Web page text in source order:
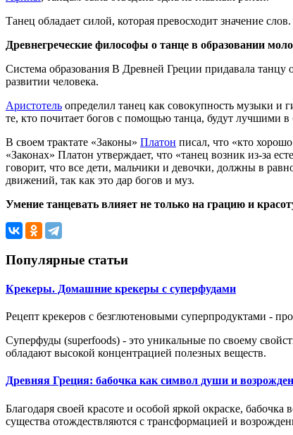
Танец обладает силой, которая превосходит значение слов.
Древнегреческие философы о танце в образовании
Система образования В Древней Греции придавала
развитии человека.
Аристотель определил танец как совокупность музыки и
те, кто почитает богов с помощью танца, будут лучшими
В своем трактате «Законы» Платон писал, что «кто
«Законах» Платон утверждает, что «танец возник из-за
говорит, что все дети, мальчики и девочки, должны в
движений, так как это дар богов и муз.
Умение танцевать влияет не только на грацию и
Популярные статьи
Крекеры. Домашние крекеры с суперфудами
Рецепт крекеров с безглютеновыми суперпродуктами -
Суперфуды (superfoods) - это уникальные по своему
обладают высокой концентрацией полезных веществ.
Древняя Греция: бабочка как символ души и
Благодаря своей красоте и особой яркой окраске,
существа отождествляются с трансформацией и